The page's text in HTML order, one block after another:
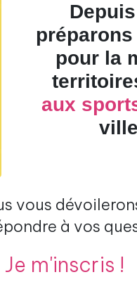
pour la
aux
vous
à vos
Je m'inscris !